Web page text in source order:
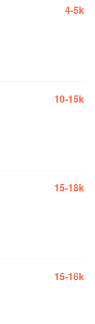
4-5k
10-15k
15-18k
15-16k